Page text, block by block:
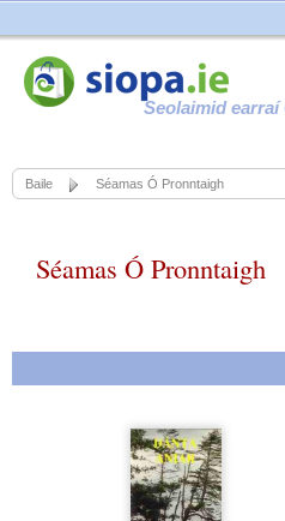
Seolaimid earraí
Baile Séamas Ó Pronntaigh
Séamas Ó Pronntaigh